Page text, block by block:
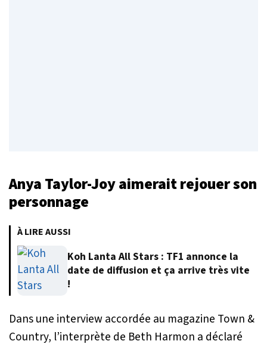
Anya Taylor-Joy aimerait rejouer son
personnage
À LIRE AUSSI
Koh Lanta All Stars : TF1 annonce la
date de diffusion et ça arrive très vite
!
Dans une interview accordée au magazine Town &
Country, l’interprète de Beth Harmon a déclaré